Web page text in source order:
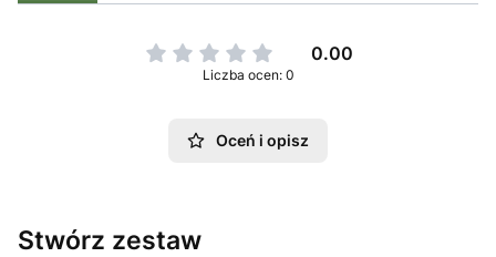
0.00
Liczba ocen: 0
Oceń i opisz
Stwórz zestaw